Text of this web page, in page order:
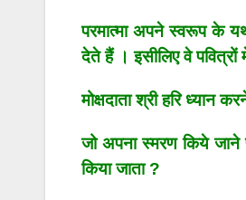
परमात्मा अपने स्वरूप के
देते हैं । इसीलिए वे पवित्रों
मोक्षदाता श्री हरि ध्यान
जो अपना स्मरण किये
किया जाता ?